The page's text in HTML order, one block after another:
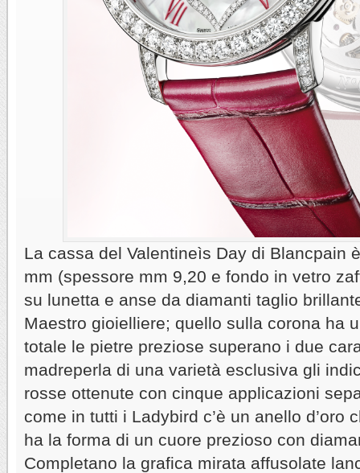
La cassa del Valentineìs Day di Blancpain
mm (spessore mm 9,20 e fondo in vetro
su lunetta e anse da diamanti taglio
Maestro gioielliere; quello sulla corona ha
totale le pietre preziose superano i due
madreperla di una varietà esclusiva gli
rosse ottenute con cinque applicazioni
come in tutti i Ladybird c’è un anello d’oro
ha la forma di un cuore prezioso con
Completano la grafica mirata affusolate